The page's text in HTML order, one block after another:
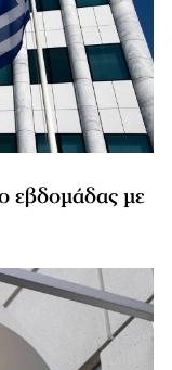
εβδομάδας με